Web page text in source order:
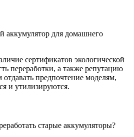
аккумулятор для домашнего
сертификатов экологической
переработки, а также репутацию
предпочтение моделям,
и утилизируются.
старые аккумуляторы?